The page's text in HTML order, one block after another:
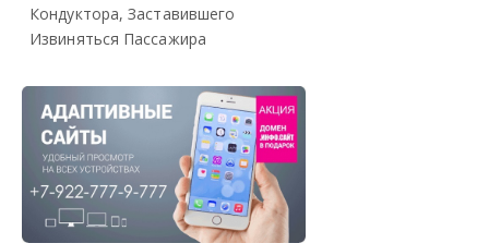
Кондуктора, Заставившего
Извиняться Пассажира